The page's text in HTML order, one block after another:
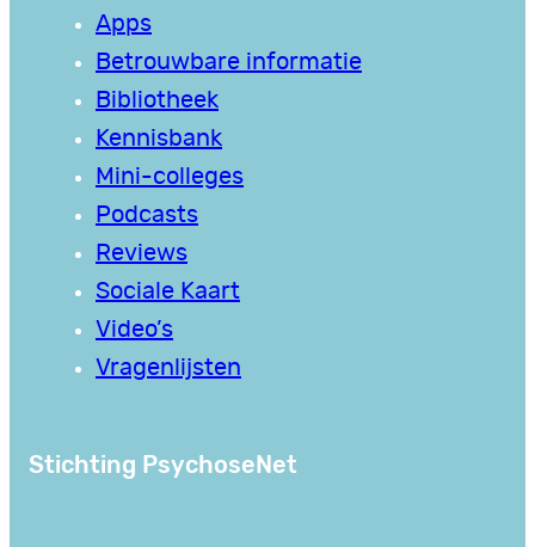
Apps
Betrouwbare informatie
Bibliotheek
Kennisbank
Mini-colleges
Podcasts
Reviews
Sociale Kaart
Video’s
Vragenlijsten
Stichting PsychoseNet